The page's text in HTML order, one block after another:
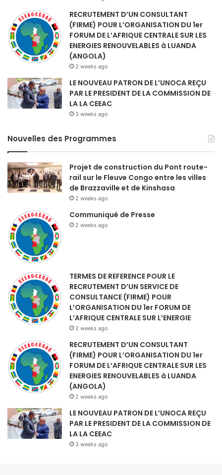
RECRUTEMENT D’UN CONSULTANT
(FIRME) POUR L’ORGANISATION DU 1er
FORUM DE L’AFRIQUE CENTRALE SUR LES
ENERGIES RENOUVELABLES à LUANDA
(ANGOLA)
2 weeks ago
LE NOUVEAU PATRON DE L’UNOCA REÇU
PAR LE PRESIDENT DE LA COMMISSION DE
LA LA CEEAC
3 weeks ago
Nouvelles des Programmes
Projet de construction du Pont route-
rail sur le Fleuve Congo entre les villes
de Brazzaville et de Kinshasa
2 weeks ago
Communiqué de Presse
2 weeks ago
TERMES DE REFERENCE POUR LE
RECRUTEMENT D’UN SERVICE DE
CONSULTANCE (FIRME) POUR
L’ORGANISATION DU 1er FORUM DE
L’AFRIQUE CENTRALE SUR L’ENERGIE
2 weeks ago
RECRUTEMENT D’UN CONSULTANT
(FIRME) POUR L’ORGANISATION DU 1er
FORUM DE L’AFRIQUE CENTRALE SUR LES
ENERGIES RENOUVELABLES à LUANDA
(ANGOLA)
2 weeks ago
LE NOUVEAU PATRON DE L’UNOCA REÇU
PAR LE PRESIDENT DE LA COMMISSION DE
LA LA CEEAC
3 weeks ago